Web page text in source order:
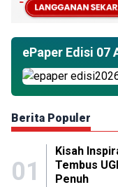
ePaper Edisi 07
Berita Populer
01
Kisah
Tembus
Penuh